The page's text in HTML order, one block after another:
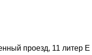
проезд, 11 литер Е